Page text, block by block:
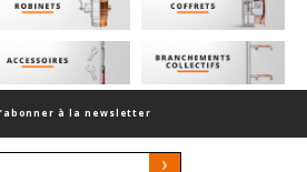
à la newsletter